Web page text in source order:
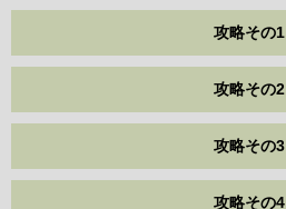
攻略その1
攻略その2
攻略その3
攻略その4